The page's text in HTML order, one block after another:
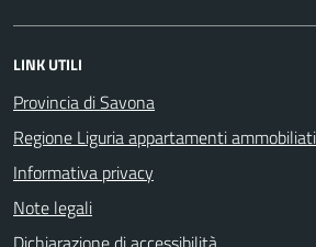
LINK UTILI
Provincia di Savona
Regione Liguria appartamenti
Informativa privacy
Note legali